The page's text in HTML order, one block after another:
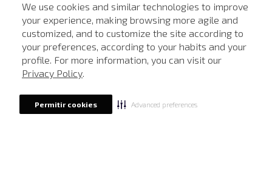
We use cookies and similar technologies to improve
your experience, making browsing more agile and
customized, and to customize the site according to
your preferences, according to your habits and your
profile. For more information, you can visit our
Privacy Policy.
Permitir cookies Advanced preferences